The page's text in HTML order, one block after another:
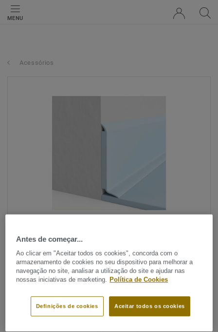
MENU
Acessórios
Antes de começar...
Ao clicar em "Aceitar todos os cookies", concorda com o
armazenamento de cookies no seu dispositivo para melhorar a
navegação no site, analisar a utilização do site e ajudar nas
nossas iniciativas de marketing. Política de Cookies
Aceitar todos os cookies
Definições de cookies